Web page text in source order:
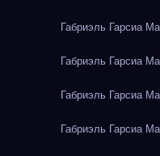
Габриэль Гарсиа
Габриэль Гарсиа
Габриэль Гарсиа
Габриэль Гарсиа